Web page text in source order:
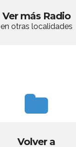
Ver más Radio
en otras localidades
Volver a